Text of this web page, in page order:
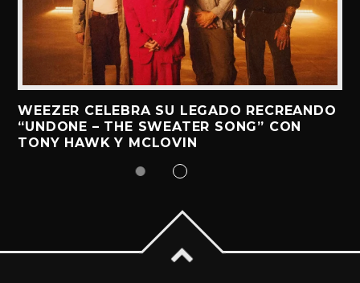
WEEZER CELEBRA SU LEGADO RECREANDO
“UNDONE – THE SWEATER SONG” CON
TONY HAWK Y MCLOVIN